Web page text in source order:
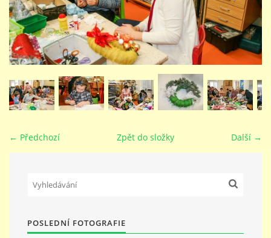
STUDIJNÍ OBORY
GALERIE
VIDEA - FILMOVÁ TVORBA
PEDAGOGICKÝ SBOR
← Předchozí Další →
Zpět do složky
POSLEDNÍ FOTOGRAFIE